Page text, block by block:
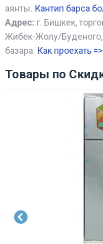
аянты. Кантип барса
Адрес: г. Бишкек,
Жибек-Жолу/
базара. Как проехать =>
Товары по